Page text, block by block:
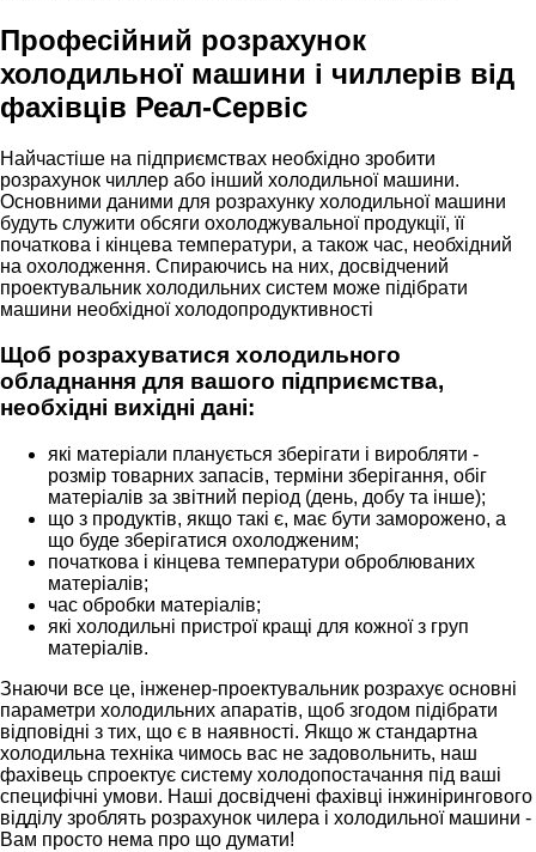
Професійний розрахунок
холодильної машини і чиллерів від
фахівців Реал-Сервіc
Найчастіше на підприємствах необхідно зробити
розрахунок чиллер або інший холодильної машини.
Основними даними для розрахунку холодильної машини
будуть служити обсяги охолоджувальної продукції, її
початкова і кінцева температури, а також час, необхідний
на охолодження. Спираючись на них, досвідчений
проектувальник холодильних систем може підібрати
машини необхідної холодопродуктивності
Щоб розрахуватися холодильного
обладнання для вашого підприємства,
необхідні вихідні дані:
які матеріали планується зберігати і виробляти -
розмір товарних запасів, терміни зберігання, обіг
матеріалів за звітний період (день, добу та інше);
що з продуктів, якщо такі є, має бути заморожено, а
що буде зберігатися охолодженим;
початкова і кінцева температури оброблюваних
матеріалів;
час обробки матеріалів;
які холодильні пристрої кращі для кожної з груп
матеріалів.
Знаючи все це, інженер-проектувальник розрахує основні
параметри холодильних апаратів, щоб згодом підібрати
відповідні з тих, що є в наявності. Якщо ж стандартна
холодильна техніка чимось вас не задовольнить, наш
фахівець спроектує систему холодопостачання під ваші
специфічні умови. Наші досвідчені фахівці інжинірингового
відділу зроблять розрахунок чилера і холодильної машини -
Вам просто нема про що думати!